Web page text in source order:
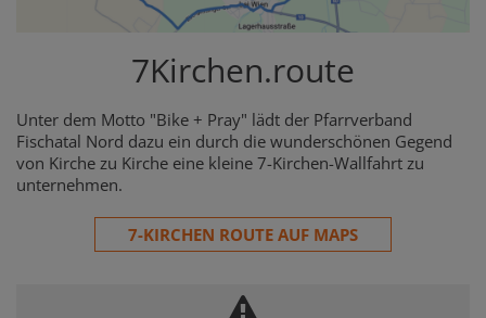
7Kirchen.route
Unter dem Motto "Bike + Pray" lädt der Pfarrverband
Fischatal Nord dazu ein durch die wunderschönen Gegend
von Kirche zu Kirche eine kleine 7-Kirchen-Wallfahrt zu
unternehmen.
7-KIRCHEN ROUTE AUF MAPS